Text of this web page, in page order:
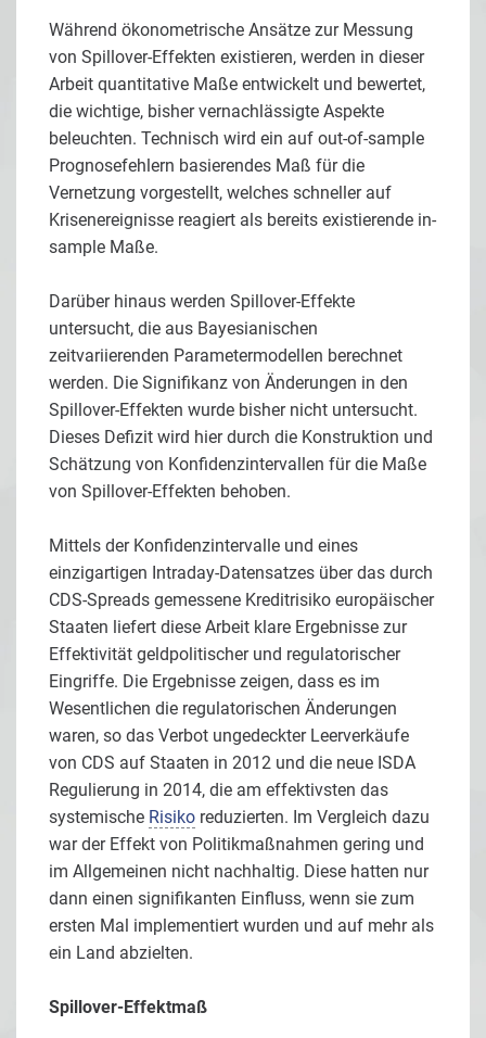
Während ökonometrische Ansätze zur Messung
von Spillover-Effekten existieren, werden in dieser
Arbeit quantitative Maße entwickelt und bewertet,
die wichtige, bisher vernachlässigte Aspekte
beleuchten. Technisch wird ein auf out-of-sample
Prognosefehlern basierendes Maß für die
Vernetzung vorgestellt, welches schneller auf
Krisenereignisse reagiert als bereits existierende in-
sample Maße.
Darüber hinaus werden Spillover-Effekte
untersucht, die aus Bayesianischen
zeitvariierenden Parametermodellen berechnet
werden. Die Signifikanz von Änderungen in den
Spillover-Effekten wurde bisher nicht untersucht.
Dieses Defizit wird hier durch die Konstruktion und
Schätzung von Konfidenzintervallen für die Maße
von Spillover-Effekten behoben.
Mittels der Konfidenzintervalle und eines
einzigartigen Intraday-Datensatzes über das durch
CDS-Spreads gemessene Kreditrisiko europäischer
Staaten liefert diese Arbeit klare Ergebnisse zur
Effektivität geldpolitischer und regulatorischer
Eingriffe. Die Ergebnisse zeigen, dass es im
Wesentlichen die regulatorischen Änderungen
waren, so das Verbot ungedeckter Leerverkäufe
von CDS auf Staaten in 2012 und die neue ISDA
Regulierung in 2014, die am effektivsten das
systemische Risiko reduzierten. Im Vergleich dazu
war der Effekt von Politikmaßnahmen gering und
im Allgemeinen nicht nachhaltig. Diese hatten nur
dann einen signifikanten Einfluss, wenn sie zum
ersten Mal implementiert wurden und auf mehr als
ein Land abzielten.
Spillover-Effektmaß